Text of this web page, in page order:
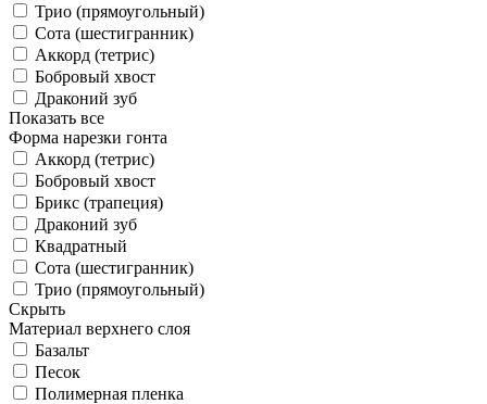
Трио (прямоугольный)
Сота (шестигранник)
Аккорд (тетрис)
Бобровый хвост
Драконий зуб
Показать все
Форма нарезки гонта
Аккорд (тетрис)
Бобровый хвост
Брикс (трапеция)
Драконий зуб
Квадратный
Сота (шестигранник)
Трио (прямоугольный)
Скрыть
Материал верхнего слоя
Базальт
Песок
Полимерная пленка